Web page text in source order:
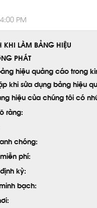
PM
LÀM BẢNG HIỆU
PHÁT
hiệu quảng cáo trong
khi sửa dụng bảng hiệu
hiệu của chúng tôi có
ràng:
chóng:
phí:
kỳ:
bạch: